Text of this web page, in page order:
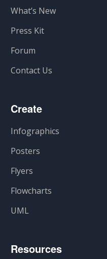
What’s New
Press Kit
Forum
Contact Us
Create
Infographics
Posters
Flyers
Flowcharts
UML
Resources